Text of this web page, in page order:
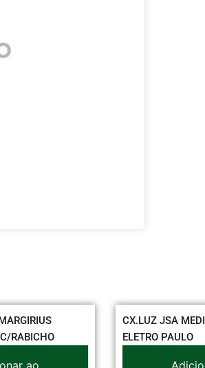
CX.LUZ JSA MEDICAO INDIRETA H
ELETRO PAULO